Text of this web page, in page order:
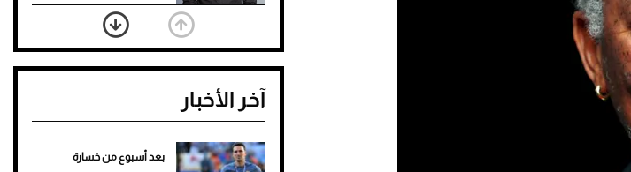
المناسب للقميص الأسود
نرى المستقبل من خلال
تصميماتنا.. كيف حجزت 1886
تمنحك فخامة استثنائية
آخر الأخبار
بعد أسبوع من خسارة